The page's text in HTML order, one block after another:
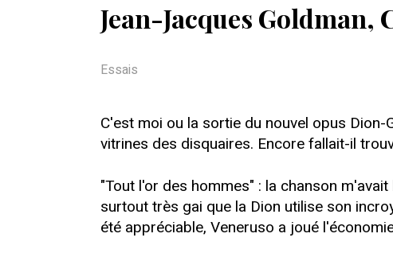
Jean-Jacques
Essais
C'est moi ou la sortie du nouvel opus
vitrines des disquaires. Encore fallait-il
"Tout l'or des hommes" : la chanson
surtout très gai que la Dion utilise son
été appréciable, Veneruso a joué